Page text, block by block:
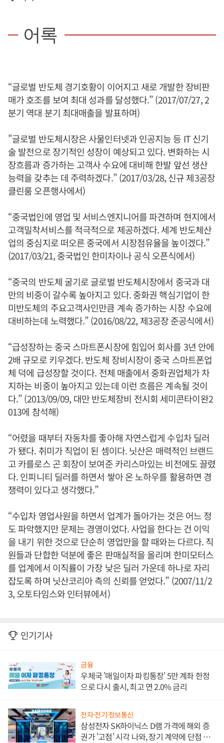
어록
“글로벌 반도체 경기호황이 이어지고 새로 개발한 장비판
매가 호조를 보여 최대 성과를 달성했다.” (2017/07/27, 2
분기 역대 분기 최대매출을 발표하며)
"글로벌 반도체시장은 사물인터넷과 인공지능 등 IT 신기
술 발전으로 장기적인 성장이 예상되고 있다. 변화하는 시
장흐름과 증가하는 고객사 수요에 대비해 한발 앞선 생산
능력을 갖추는 데 주력하겠다.” (2017/03/28, 신규 제3공장
클린룸 오픈행사에서)
“중국법인에 영업 및 서비스엔지니어를 파견하며 현지에서
고객밀착서비스를 적극적으로 제공하겠다. 세계 반도체산
업의 중심지로 떠오른 중국에서 시장점유율을 높이겠다.”
(2017/03/21, 중국법인 한미차이나 공식 오픈식에서)
“중국의 반도체 굴기로 글로벌 반도체시장에서 중국과 대
만의 비중이 갈수록 높아지고 있다. 중화권 핵심기업이 한
미반도체의 주요고객사인만큼 계속 증가하는 시장 수요에
대비하는데 노력했다.” (2016/08/22, 제3공장 준공식에서)
“급성장하는 중국 스마트폰시장에 힘입어 회사를 3년 안에
2배 규모로 키우겠다. 반도체 장비시장이 중국 스마트폰업
체 덕에 급성장할 것이다. 전체 매출에서 중화권업체가 차
지하는 비중이 높아지고 있는데 이런 흐름은 계속될 것이
다.” (2013/09/09, 대만 반도체장비 전시회 세미콘타이완2
013에 참석해)
“어렸을 때부터 자동차를 좋아해 자연스럽게 수입차 딜러
가 됐다. 취미가 직업이 된 셈이다. 닛산은 매력적인 브랜드
고 카를로스 곤 회장이 보여준 카리스마있는 비전에도 끌렸
다. 인피니티 딜러를 하면서 쌓아 온 노하우를 활용하면 경
쟁력이 있다고 생각했다.”
“수입차 영업사원을 하면서 업계가 돌아가는 것은 어느 정
도 파악했지만 문제는 경영이었다. 사업을 한다는 건 이익
을 내기 위한 것으로 단순히 영업만을 할 때와는 다르다. 직
원들과 단합한 덕분에 좋은 판매실적을 올리며 한미모터스
를 업계에서 이직률이 가장 낮은 딜러 가운데 하나로 자리
잡도록 하며 닛산코리아 측의 신뢰를 얻었다.” (2007/11/2
3, 오토타임스와 인터뷰에서)
인기기사
금융
우체국 '매일이자 파킹통장' 5만 계좌 한정
으로 다시 출시, 최고 연 2.0% 금리
전자·전기·정보통신
삼성전자 SK하이닉스 D램 가격에 해외 증
권가 '고점' 시각 나와, 장기 계약에 단점 부